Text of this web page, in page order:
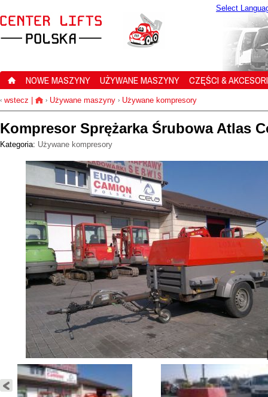
Select
NOWE MASZYNY UŻYWANE MASZYNY CZĘŚCI &
‹ wstecz › Używane maszyny › Używane kompresory
Kompresor Sprężarka Śrubowa Atlas
Kategoria: Używane kompresory